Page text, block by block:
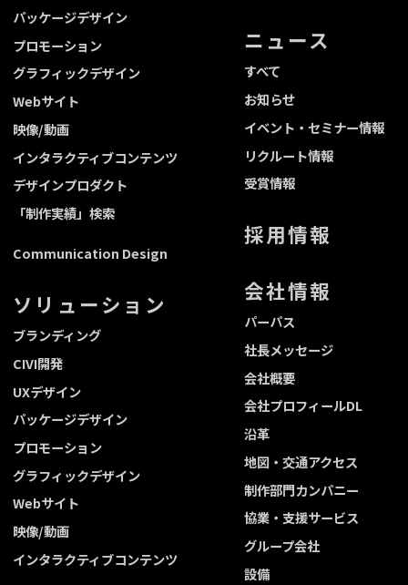
パッケージデザイン
プロモーション
グラフィックデザイン
Webサイト
映像/動画
インタラクティブコンテンツ
デザインプロダクト
「制作実績」検索
Communication Design
ソリューション
ブランディング
CIVI開発
UXデザイン
パッケージデザイン
プロモーション
グラフィックデザイン
Webサイト
映像/動画
インタラクティブコンテンツ
ニュース
すべて
お知らせ
イベント・セミナー情報
リクルート情報
受賞情報
採用情報
会社情報
パーパス
社長メッセージ
会社概要
会社プロフィールDL
沿革
地図・交通アクセス
制作部門カンパニー
協業・支援サービス
グループ会社
設備